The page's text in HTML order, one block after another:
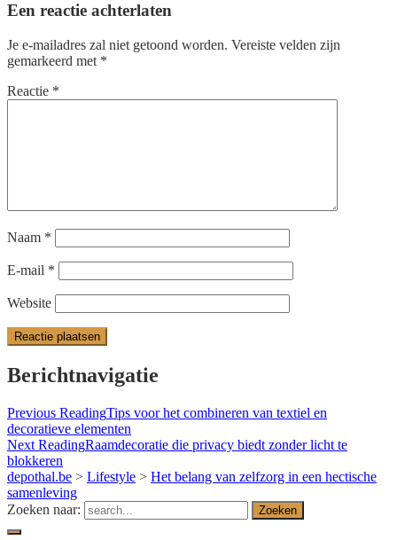
Een reactie achterlaten
Je e-mailadres zal niet getoond worden. Vereiste velden zijn
gemarkeerd met *
Reactie *
Naam *
E-mail *
Website
Berichtnavigatie
Previous ReadingTips voor het combineren van textiel en
decoratieve elementen
Next ReadingRaamdecoratie die privacy biedt zonder licht te
blokkeren
depothal.be > Lifestyle > Het belang van zelfzorg in een hectische
samenleving
Zoeken naar: